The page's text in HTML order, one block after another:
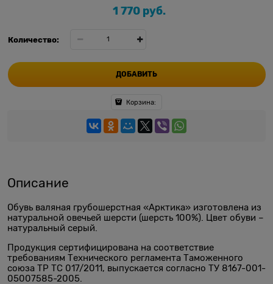
1 770 руб.
Количество:
ДОБАВИТЬ
Корзина:
Описание
Обувь валяная грубошерстная «Арктика» изготовлена из
натуральной овечьей шерсти (шерсть 100%). Цвет обуви –
натуральный серый.
Продукция сертифицирована на соответствие
требованиям Технического регламента Таможенного
союза ТР ТС 017/2011, выпускается согласно ТУ 8167-001-
05007585-2005.